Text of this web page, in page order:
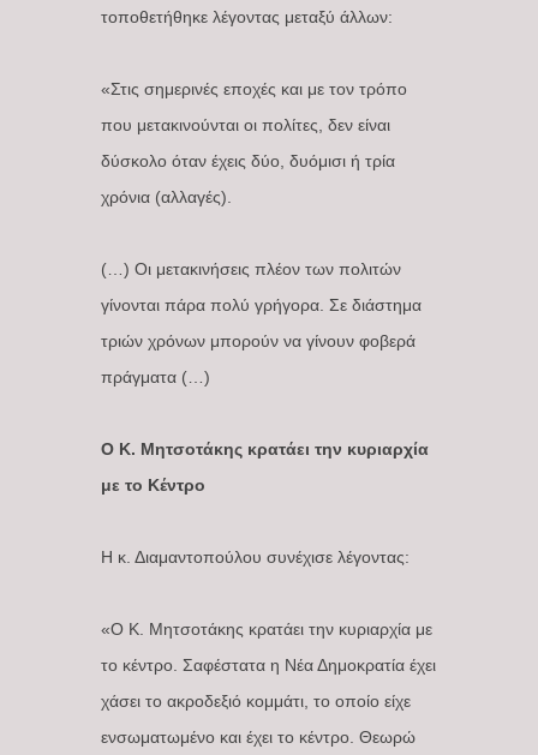
τοποθετήθηκε λέγοντας μεταξύ άλλων:
«Στις σημερινές εποχές και με τον τρόπο
που μετακινούνται οι πολίτες, δεν είναι
δύσκολο όταν έχεις δύο, δυόμισι ή τρία
χρόνια (αλλαγές).
(…) Οι μετακινήσεις πλέον των πολιτών
γίνονται πάρα πολύ γρήγορα. Σε διάστημα
τριών χρόνων μπορούν να γίνουν φοβερά
πράγματα (…)
Ο Κ. Μητσοτάκης κρατάει την κυριαρχία
με το Κέντρο
Η κ. Διαμαντοπούλου συνέχισε λέγοντας:
«Ο Κ. Μητσοτάκης κρατάει την κυριαρχία με
το κέντρο. Σαφέστατα η Νέα Δημοκρατία έχει
χάσει το ακροδεξιό κομμάτι, το οποίο είχε
ενσωματωμένο και έχει το κέντρο. Θεωρώ